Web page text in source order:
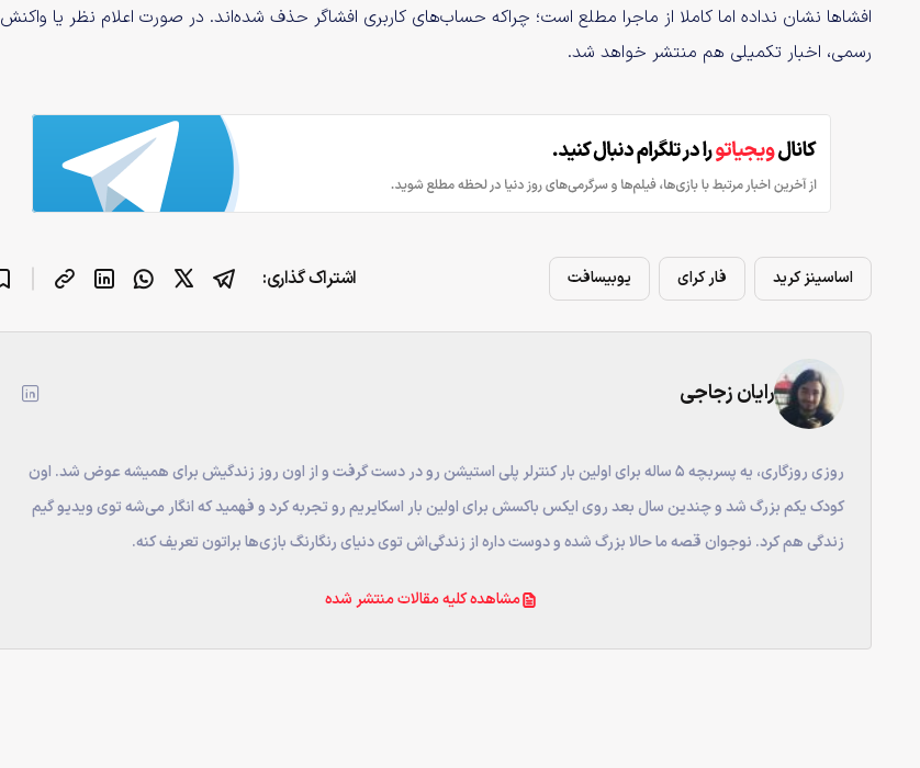
افشاها نشان نداده اما کاملا از ماجرا مطلع است؛ چراکه حساب‌های کاربری افشاگر حذف شده‌اند. در صورت اعلام نظر یا واکنش
رسمی، اخبار تکمیلی هم منتشر خواهد شد.
اساسینز کرید فار کرای یوبیسافت اشتراک گذاری:
رایان زجاجی
روزی روزگاری، یه پسربچه ۵ ساله برای اولین بار کنترلر پلی استیشن رو در دست گرفت و از اون روز زندگیش برای همیشه عوض شد. اون
کودک یکم بزرگ شد و چندین سال بعد روی ایکس باکسش برای اولین بار اسکایریم رو تجربه کرد و فهمید که انگار می‌شه توی ویدیو گیم
زندگی هم کرد. نوجوان قصه ما حالا بزرگ شده و دوست داره از زندگی‌اش توی دنیای رنگارنگ بازی‌ها براتون تعریف کنه.
مشاهده کلیه مقالات منتشر شده